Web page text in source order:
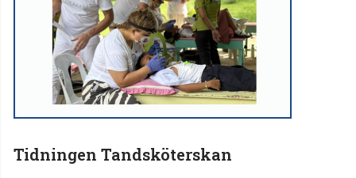
Tidningen Tandsköterskan